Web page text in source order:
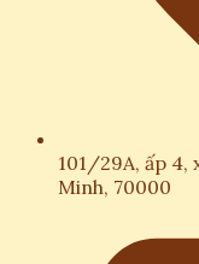
101/29A, ấp 4,
Minh, 70000